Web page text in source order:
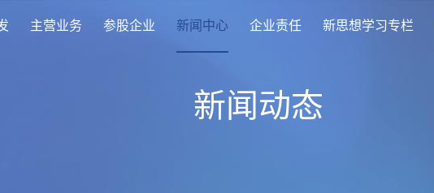
主营业务 参股企业 新闻中心 企业责任 新思想学习专栏
新闻动态